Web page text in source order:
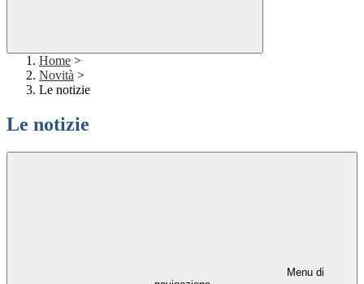
Home >
Novità >
Le notizie
Le notizie
Menu di